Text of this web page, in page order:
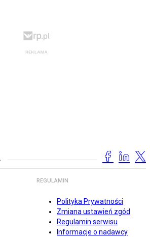
REGULAMIN
Polityka Prywatności
Zmiana ustawień zgód
Regulamin serwisu
Informacje o nadawcy